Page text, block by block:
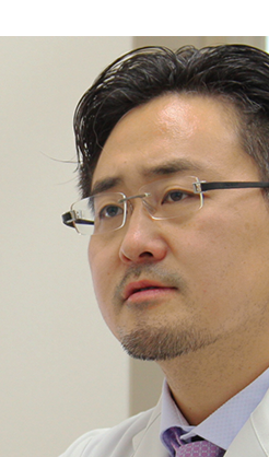
はブログに貼り付けています）
ました）
しております
診察・手術をしています）
新）